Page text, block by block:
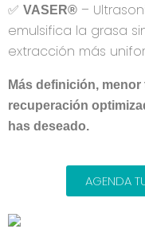
✅ VASER® –
emulsifica la grasa
extracción más
Más definición,
recuperación
has deseado.
AGENDA